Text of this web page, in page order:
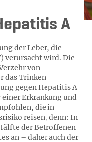
A
der Leber, die
verursacht wird. Die
von
das Trinken
gegen Hepatitis A
Erkrankung und
die in
reisen, denn: In
der Betroffenen
an – daher auch der